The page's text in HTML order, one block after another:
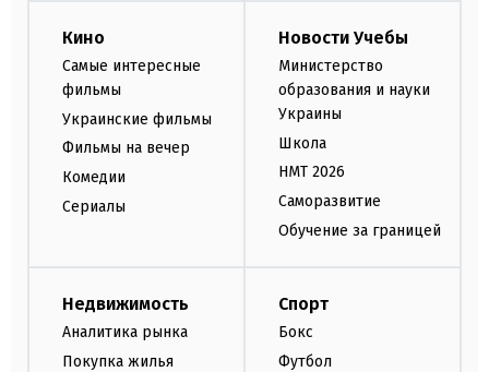
Кино
Самые интересные
фильмы
Украинские фильмы
Фильмы на вечер
Комедии
Сериалы
Новости Учебы
Министерство
образования и науки
Украины
Школа
НМТ 2026
Саморазвитие
Обучение за границей
Недвижимость
Аналитика рынка
Покупка жилья
Спорт
Бокс
Футбол